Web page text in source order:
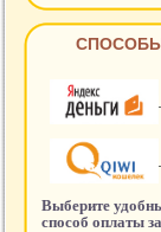
Выберите
способ оплаты